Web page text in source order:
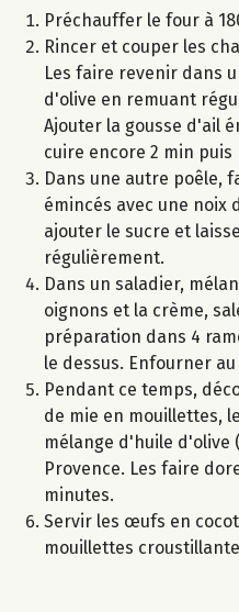
Préchauffer le four à
Rincer et couper les
Les faire revenir dans
d'olive en remuant
Ajouter la gousse d'ail
cuire encore 2 min puis
Dans une autre poêle,
émincés avec une noix
ajouter le sucre et
régulièrement.
Dans un saladier,
oignons et la crème,
préparation dans 4
le dessus. Enfourner
Pendant ce temps,
de mie en mouillettes,
mélange d'huile d'olive
Provence. Les faire
minutes.
Servir les œufs en
mouillettes